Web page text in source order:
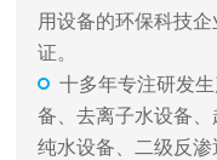
用设备的环保科技
证。
十多年专注研发
备、去离子水设备
纯水设备、二级反